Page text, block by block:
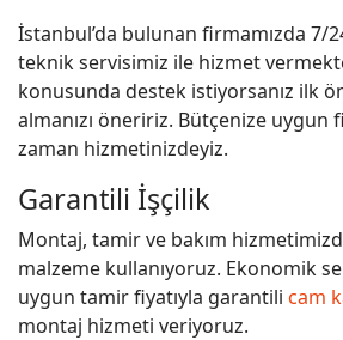
İstanbul’da bulunan firmamızda 7/
teknik servisimiz ile hizmet
konusunda destek istiyorsanız ilk
almanızı öneririz. Bütçenize uygun
zaman hizmetinizdeyiz.
Garantili İşçilik
Montaj, tamir ve bakım
malzeme kullanıyoruz. Ekonomik
uygun tamir fiyatıyla garantili cam
montaj hizmeti veriyoruz.